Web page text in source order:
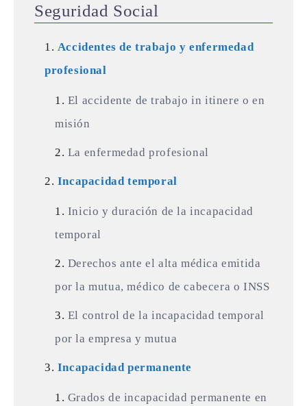
Seguridad Social
Accidentes de trabajo y enfermedad
profesional
El accidente de trabajo in itinere o en
misión
La enfermedad profesional
Incapacidad temporal
Inicio y duración de la incapacidad
temporal
Derechos ante el alta médica emitida
por la mutua, médico de cabecera o INSS
El control de la incapacidad temporal
por la empresa y mutua
Incapacidad permanente
Grados de incapacidad permanente en